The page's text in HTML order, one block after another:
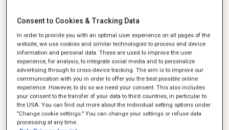
Kom forbi stand 940 og få en snak om nyt materiel eller
reservedele til de Caterpillar og MaK-produkter, I allerede har.
Du er også velkommen til at komme forbi og høre nærmere om
hvordan vi kan optimere jeres motorer, så I både får en bedre
driftsøkonomi og lavere emissioner.
Vi glæder os til at møde dig på stand 940.
Consent to Cookies & Tracking Data
In order to provide you with an optimal user experience on all pages of the
website, we use cookies and similar technologies to process end device
information and personal data. These are used to improve the user
experience, for analysis, to integrate social media and to personalize
advertising through to cross-device tracking. The aim is to improve our
communication with you in order to offer you the best possible online
experience. However, to do so we need your consent. This also includes
your consent to the transfer of your data to third countries, in particular to
the USA. You can find out more about the individual setting options under
"Change cookie settings." You can change your settings or refuse data
processing at any time.